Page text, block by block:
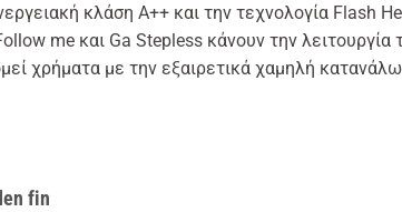
κλάση A++ και την τεχνολογία Flash
me και Ga Stepless κάνουν την
χρήματα με την εξαιρετικά χαμηλή
fin